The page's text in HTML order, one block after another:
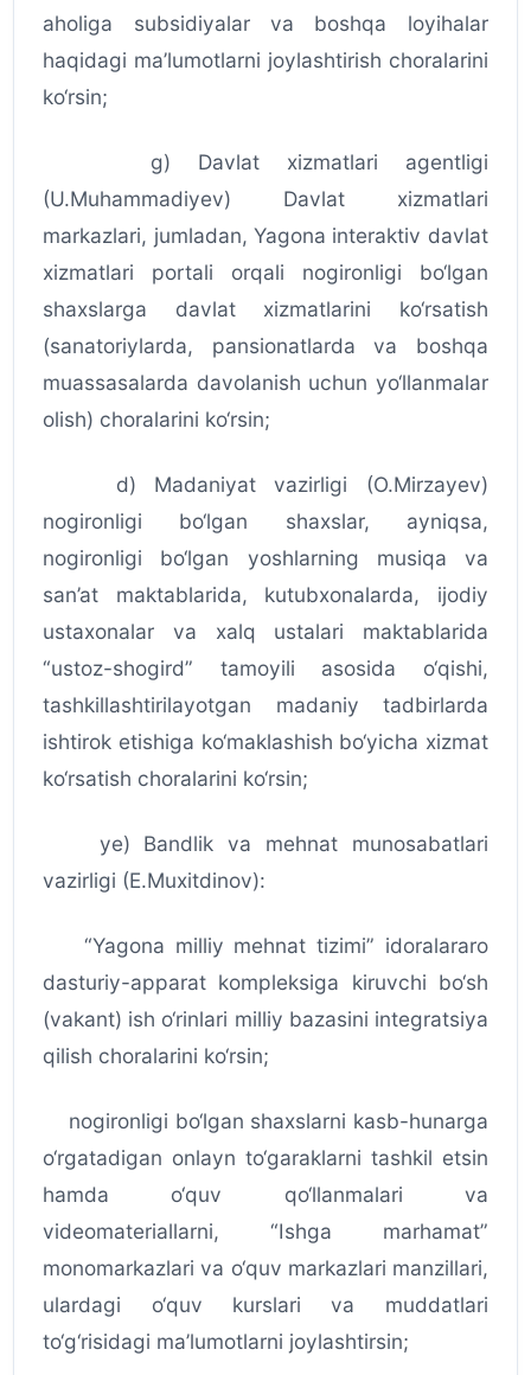
aholiga subsidiyalar va boshqa loyihalar
haqidagi ma’lumotlarni joylashtirish choralarini
ko‘rsin;
g) Davlat xizmatlari agentligi
(U.Muhammadiyev) Davlat xizmatlari
markazlari, jumladan, Yagona interaktiv davlat
xizmatlari portali orqali nogironligi bo‘lgan
shaxslarga davlat xizmatlarini ko‘rsatish
(sanatoriylarda, pansionatlarda va boshqa
muassasalarda davolanish uchun yo‘llanmalar
olish) choralarini ko‘rsin;
d) Madaniyat vazirligi (O.Mirzayev)
nogironligi bo‘lgan shaxslar, ayniqsa,
nogironligi bo‘lgan yoshlarning musiqa va
san’at maktablarida, kutubxonalarda, ijodiy
ustaxonalar va xalq ustalari maktablarida
“ustoz-shogird” tamoyili asosida o‘qishi,
tashkillashtirilayotgan madaniy tadbirlarda
ishtirok etishiga ko‘maklashish bo‘yicha xizmat
ko‘rsatish choralarini ko‘rsin;
ye) Bandlik va mehnat munosabatlari
vazirligi (E.Muxitdinov):
“Yagona milliy mehnat tizimi” idoralararo
dasturiy-apparat kompleksiga kiruvchi bo‘sh
(vakant) ish o‘rinlari milliy bazasini integratsiya
qilish choralarini ko‘rsin;
nogironligi bo‘lgan shaxslarni kasb-hunarga
o‘rgatadigan onlayn to‘garaklarni tashkil etsin
hamda o‘quv qo‘llanmalari va
videomateriallarni, “Ishga marhamat”
monomarkazlari va o‘quv markazlari manzillari,
ulardagi o‘quv kurslari va muddatlari
to‘g‘risidagi ma’lumotlarni joylashtirsin;